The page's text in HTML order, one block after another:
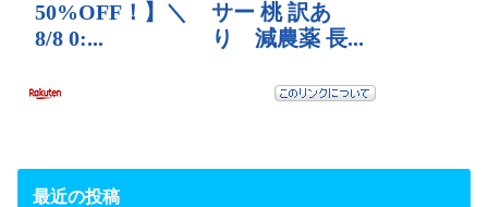
最近の投稿